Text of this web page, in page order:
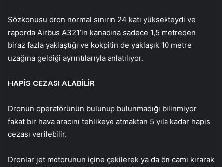
Sözkonusu dron normal sınırın 24 katı yüksekteydi ve
raporda Airbus A321’in kanadına sadece 1,5 metreden
biraz fazla yaklaştığı ve kokpitin de yaklaşık 10 metre
uzağına geldiği ayrıntılarıyla anlatılıyor.
HAPİS CEZASI ALABİLİR
Dronun operatörünün bulunup bulunmadığı bilinmiyor
fakat bir hava aracını tehlikeye atmaktan 5 yıla kadar hapis
cezası verilebilir.
Dronlar jet motorunun içine çekilerek ya da ön camı kırarak